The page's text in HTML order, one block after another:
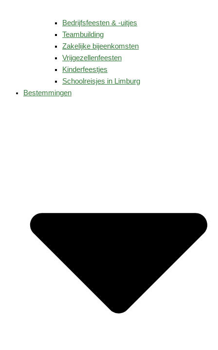
Bedrijfsfeesten & -uitjes
Teambuilding
Zakelijke bijeenkomsten
Vrijgezellenfeesten
Kinderfeestjes
Schoolreisjes in Limburg
Bestemmingen